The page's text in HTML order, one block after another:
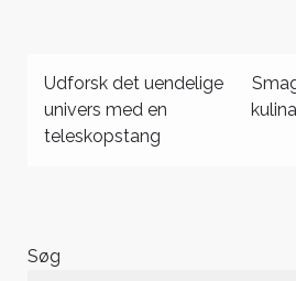
Udforsk det uendelige
univers med en
teleskopstang
Søg